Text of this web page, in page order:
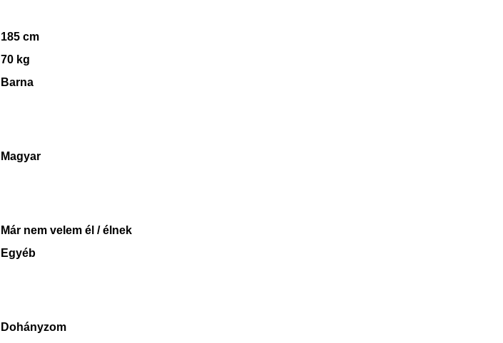
185 cm
70 kg
Barna
Magyar
Már nem velem él / élnek
Egyéb
Dohányzom